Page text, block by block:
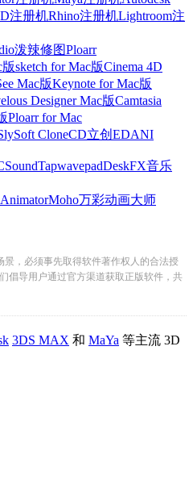
注册机Rhino注册机Lightroom注
泼辣修图Ploarr
版sketch for Mac版Cinema 4D
Mac版Keynote for Mac版
Designer Mac版Camtasia
Ploarr for Mac
CloneCD立创EDANI
SoundTapwavepadDeskFX音乐
Moho万彩动画大师
，必须事先取得软件著作权人的合法授
倡导用户通过官方渠道获取正版软件，共
3DS MAX 和 MaYa 等主流 3D